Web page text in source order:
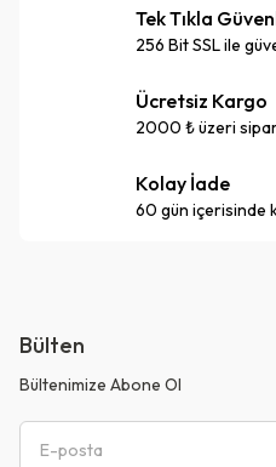
Tek Tıkla
256 Bit SSL ile
Ücretsiz Kargo
2000 ₺ üzeri
Kolay İade
60 gün içerisinde
Bülten
Bültenimize Abone Ol